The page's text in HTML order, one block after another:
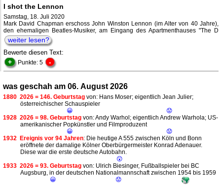
I shot the Lennon
Samstag, 18. Juli 2020
Mark David Chapman erschoss John Winston Lennon (im Alter von 40 Jahre),
den ehemaligen Beatles-Musiker, am Eingang des Apartmenthauses "The D
weiter lesen?
Bewerte diesen Text:
+ Punkte: 5 -
was geschah am 06. August 2026
1880 2026 = 146. Geburtstag von: Hans Moser; eigentlich Jean Julier;
österreichischer Schauspieler
😀
😟
1928 2026 = 98. Geburtstag von: Andy Warhol; eigentlich Andrew Warhola; US-
amerikanischer Popkünstler und Filmproduzent
😀
😟
1932 Ereignis vor 94 Jahren: Die heutige A 555 zwischen Köln und Bonn
eröffnete der damalige Kölner Oberbürgermeister Konrad Adenauer.
Diese war die erste deutsche Autobahn.
😲
1933 2026 = 93. Geburtstag von: Ulrich Biesinger, Fußballspieler bei BC
Augsburg, in der deutschen Nationalmannschaft zwischen 1954 bis 1959
😀
😟